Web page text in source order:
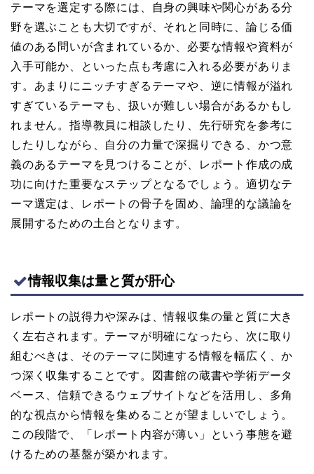
テーマを選定する際には、自身の興味や関心がある分
野を選ぶことも大切ですが、それと同時に、論じる価
値のある問いが含まれているか、必要な情報や資料が
入手可能か、といった点も考慮に入れる必要がありま
す。あまりにニッチすぎるテーマや、逆に情報が溢れ
すぎているテーマも、扱いが難しい場合があるかもし
れません。指導教員に相談したり、先行研究を参考に
したりしながら、自分の力量で深掘りできる、かつ意
義のあるテーマを見つけることが、レポート作成の成
功に向けた重要なステップとなるでしょう。適切なテ
ーマ選定は、レポートの骨子を固め、論理的な議論を
展開するための土台となります。
情報収集は量と質が肝心
レポートの説得力や深みは、情報収集の量と質に大き
く左右されます。テーマが明確になったら、次に取り
組むべきは、そのテーマに関連する情報を幅広く、か
つ深く収集することです。図書館の蔵書や学術データ
ベース、信頼できるウェブサイトなどを活用し、多角
的な視点から情報を集めることが望ましいでしょう。
この段階で、「レポート内容が薄い」という事態を避
けるための基盤が築かれます。